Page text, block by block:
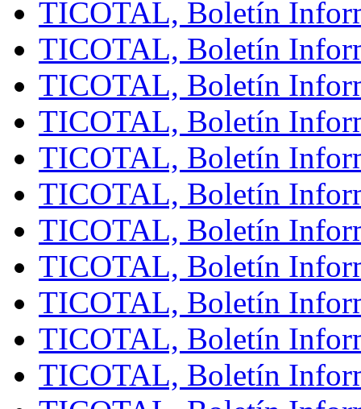
TICOTAL, Boletín
TICOTAL, Boletín
TICOTAL, Boletín
TICOTAL, Boletín
TICOTAL, Boletín
TICOTAL, Boletín
TICOTAL, Boletín
TICOTAL, Boletín
TICOTAL, Boletín
TICOTAL, Boletín
TICOTAL, Boletín